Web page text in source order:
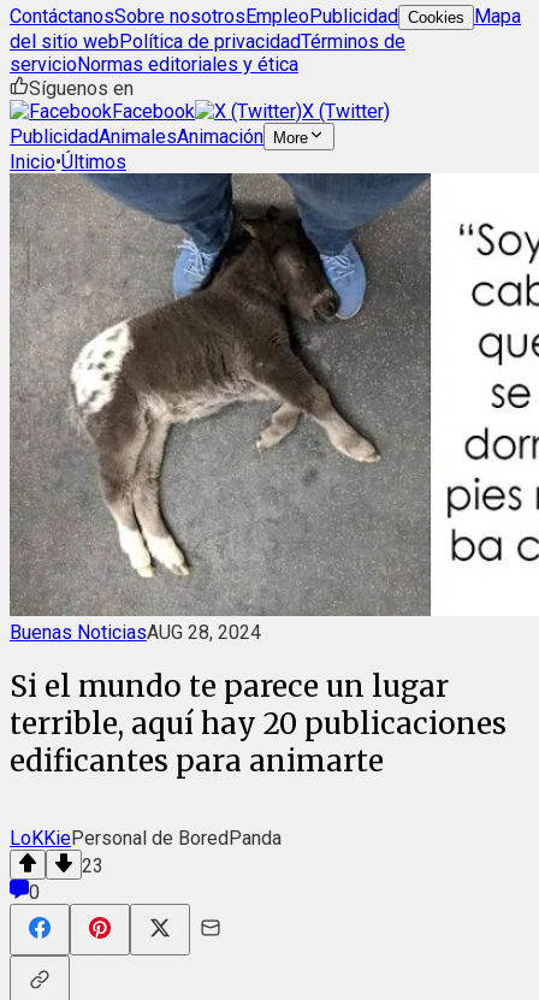
ContáctanosSobre nosotrosEmpleoPublicidad Cookies
Mapa
del sitio webPolítica de privacidadTérminos de
servicioNormas editoriales y ética
Síguenos en
Facebook
X (Twitter)
PublicidadAnimalesAnimación More
Inicio•Últimos
Buenas NoticiasAUG 28, 2024
Si el mundo te parece un lugar
terrible, aquí hay 20 publicaciones
edificantes para animarte
LoKKiePersonal de BoredPanda
23
0